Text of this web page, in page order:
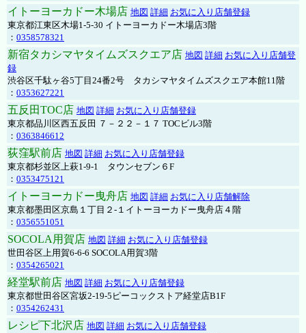
イトーヨーカドー木場店 地図 詳細 お気に入り店舗登録
東京都江東区木場1-5-30 イトーヨーカドー木場店3階
： 0358578321
新宿タカシマヤタイムズスクエア店 地図 詳細 お気に入り店舗登
録
渋谷区千駄ヶ谷5丁目24番2号 タカシマヤタイムズスクエア本館11階
： 0353627221
五反田TOC店 地図 詳細 お気に入り店舗登録
東京都品川区西五反田 ７－２２－１７ TOCビル3階
： 0363846612
荻窪駅前店 地図 詳細 お気に入り店舗登録
東京都杉並区上萩1-9-1 タウンセブン６F
： 0353475121
イトーヨーカドー曳舟店 地図 詳細 お気に入り店舗解除
東京都墨田区京島１丁目２-１イトーヨーカドー曳舟店４階
： 0356551051
SOCOLA用賀店 地図 詳細 お気に入り店舗登録
世田谷区上用賀6-6-6 SOCOLA用賀3階
： 0354265021
経堂駅前店 地図 詳細 お気に入り店舗登録
東京都世田谷区宮坂2-19-5ピーコックストア経堂店B1F
： 0354262431
レシピ下北沢店 地図 詳細 お気に入り店舗登録